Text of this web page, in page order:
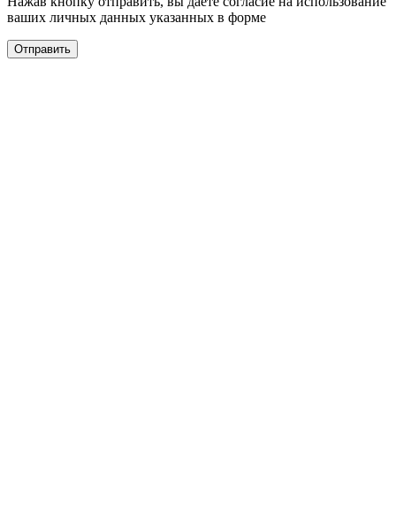
ваших личных данных указанных в форме
Отправить